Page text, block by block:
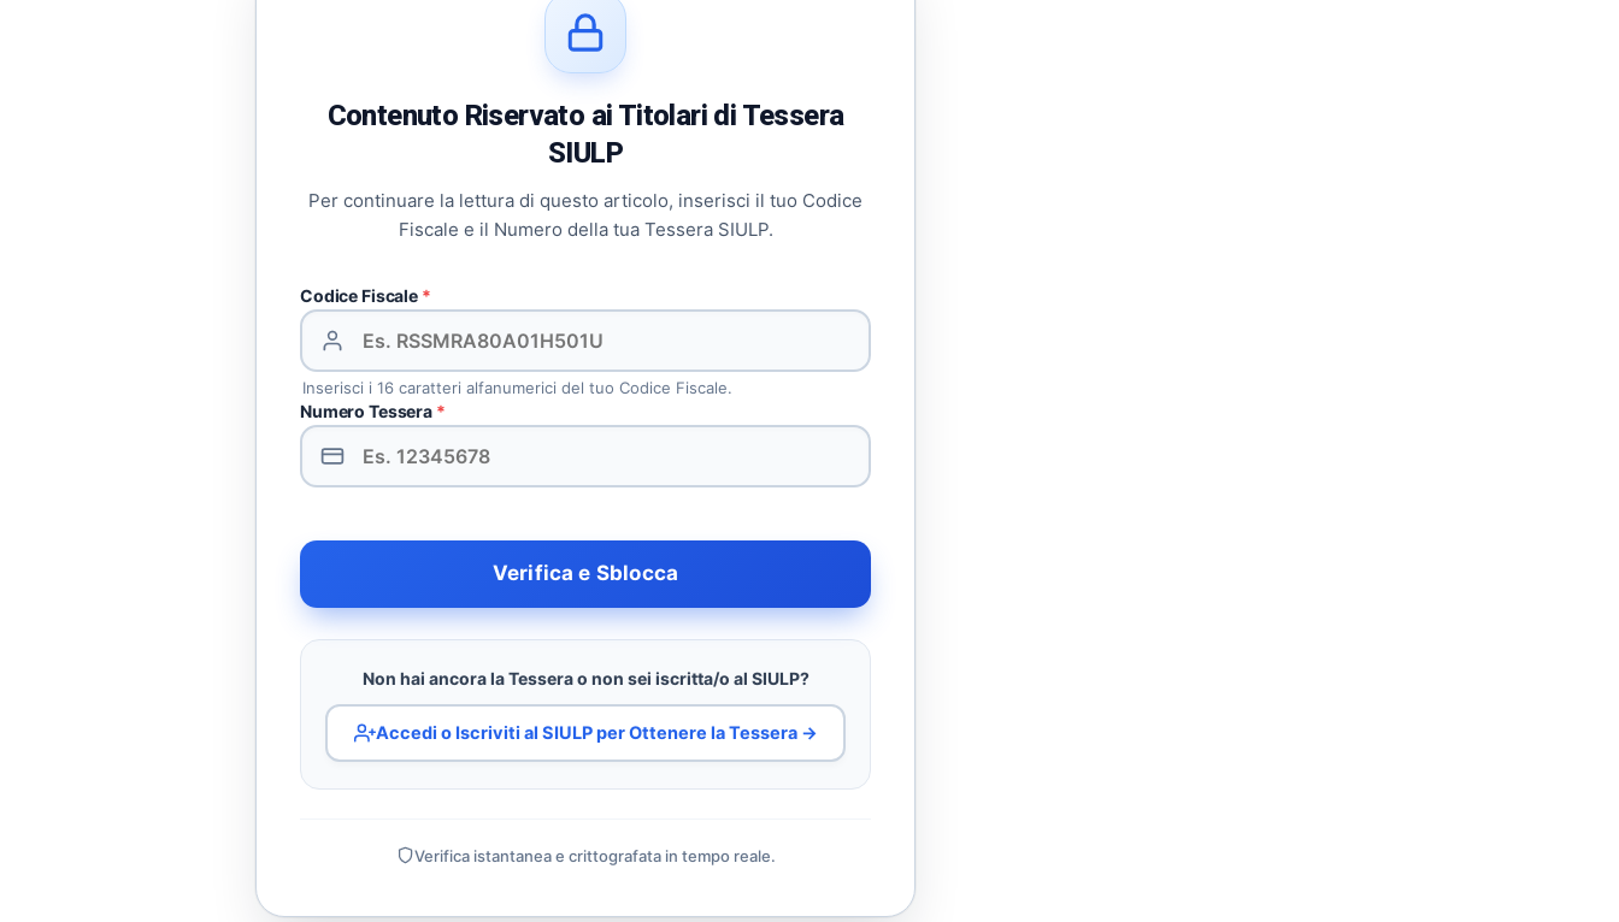
Contenuto Riservato ai Titolari di Tessera
SIULP
Per continuare la lettura di questo articolo, inserisci il tuo Codice
Fiscale e il Numero della tua Tessera SIULP.
Codice Fiscale *
Inserisci i 16 caratteri alfanumerici del tuo Codice Fiscale.
Numero Tessera *
Verifica e Sblocca
Non hai ancora la Tessera o non sei iscritta/o al SIULP?
Accedi o Iscriviti al SIULP per Ottenere la Tessera →
Verifica istantanea e crittografata in tempo reale.